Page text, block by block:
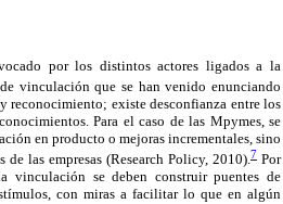
por los distintos actores ligados a la
vinculación que se han venido enunciando
reconocimiento; existe desconfianza entre los
Para el caso de las Mpymes, se
en producto o mejoras incrementales, sino
las empresas (Research Policy, 2010).7 Por
vinculación se deben construir puentes de
con miras a facilitar lo que en algún